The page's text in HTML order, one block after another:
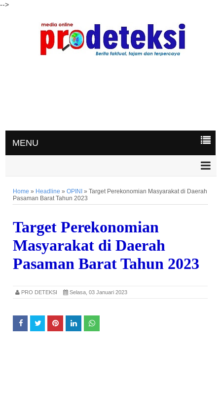
-->
MENU
Home » Headline »OPINI »Target Perekonomian Masyarakat di Daerah
Pasaman Barat Tahun 2023
Target Perekonomian
Masyarakat di Daerah
Pasaman Barat Tahun 2023
PRO DETEKSI Selasa, 03 Januari 2023